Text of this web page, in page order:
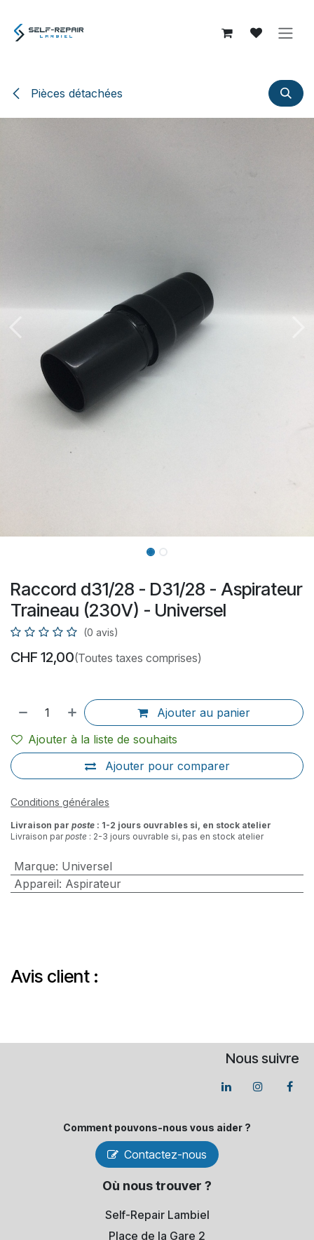
Pièces détachées
Raccord d31/28 - D31/28 - Aspirateur
Traineau (230V) - Universel
(0 avis)
CHF 12,00(Toutes taxes comprises)
Ajouter au panier
Ajouter pour comparer
Ajouter à la liste de souhaits
Conditions générales
Livraison par poste : 1-2 jours ouvrables si, en stock atelier
Livraison parposte : 2-3 jours ouvrable si, pas en stock atelier
Marque: Universel
Appareil: Aspirateur
Avis client :
Nous suivre
Comment pouvons-​nous vous aider ?
Contactez-nous
Où nous trouver ?
Self-Repair Lambiel
Place de la Gare 2